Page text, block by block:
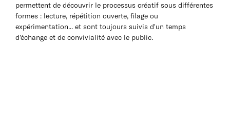
permettent de découvrir le processus créatif sous différentes
formes : lecture, répétition ouverte, filage ou
expérimentation... et sont toujours suivis d'un temps
d'échange et de convivialité avec le public.